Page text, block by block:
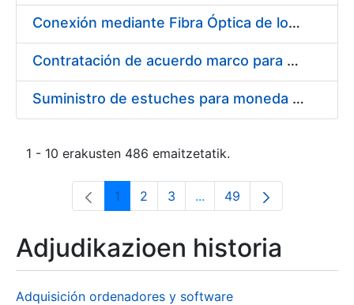
Conexión mediante Fibra Óptica de los Centros de Proceso de Datos (CPDs) de las sedes de la FNMT-RCM de Burgos y Madrid
Contratación de acuerdo marco para el Suministro de Material de Electricidad para la Fábrica Nacional de Moneda y Timbre-Real Casa de la Moneda en su centro de trabajo de Burgos
Suministro de estuches para moneda de 30 €
1 - 10 erakusten 486 emaitzetatik.
Orrialdea
1 Orrialdea
2 Orrialdea
3 ...Intermediate Pages Use
Orrialdea
49
Adjudikazioen historia
Adquisición ordenadores y software